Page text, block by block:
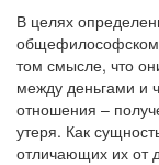
В целях
общефилософском
том смысле, что
между деньгами и
отношения –
утеря. Как
отличающих их от